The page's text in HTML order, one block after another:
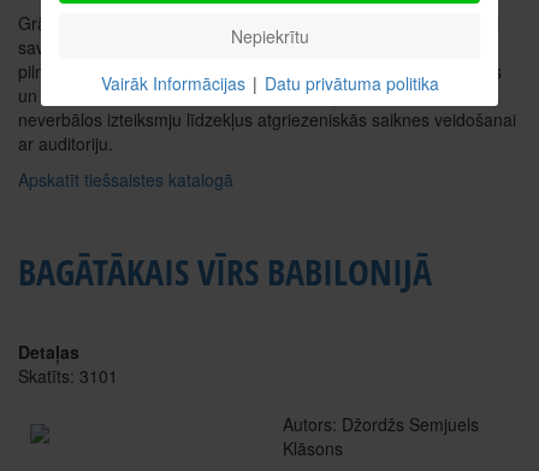
Grāmata ir noderīga ikvienam, kurš izjūt nepieciešamību attīstīt
savas balss labskaņu, stabilizēt elpošanu un artikulāciju,
pilnveidojot dikciju, likvidējot runas defektus, kaitīgos ieradumus
un līdz ar paraverbāliem izteiksmju līdzekļiem apgūstot arī
neverbālos izteiksmju līdzekļus atgriezeniskās saiknes veidošanai
ar auditoriju.
Apskatīt tiešsaistes katalogā
BAGĀTĀKAIS VĪRS BABILONIJĀ
Detaļas
Skatīts: 3101
Autors: Džordžs Semjuels
Klāsons
Nepiekrītu
Vairāk Informācijas | Datu privātuma politika